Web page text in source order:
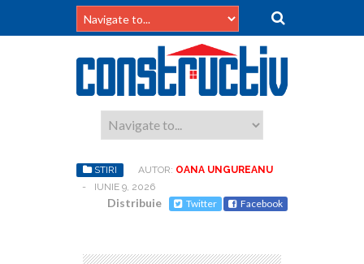
STIRI AUTOR: OANA UNGUREANU
-
IUNIE 9, 2026
Distribuie Twitter Facebook